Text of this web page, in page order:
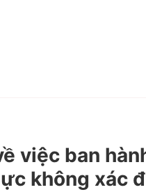
việc ban
không xác